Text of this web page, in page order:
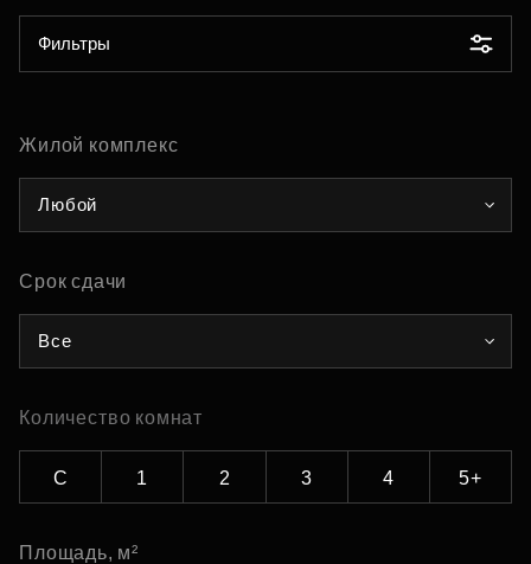
Фильтры
Жилой комплекс
Любой
Срок сдачи
Все
Количество комнат
С 1 2 3 4 5+
Площадь, м²